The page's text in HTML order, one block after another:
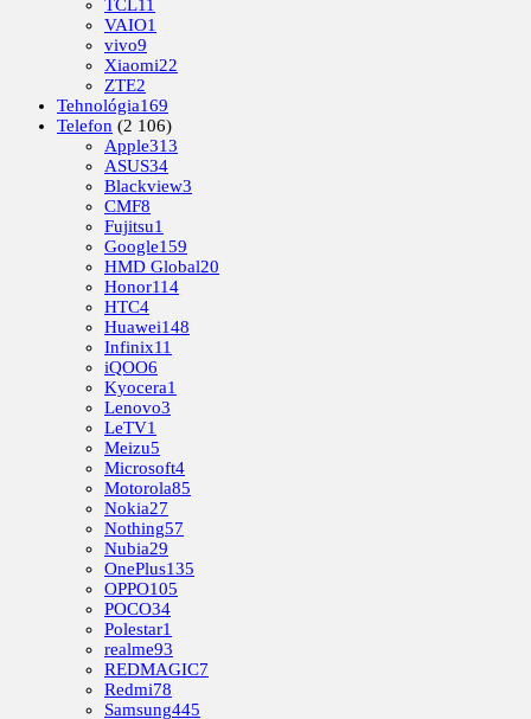
TCL11
VAIO1
vivo9
Xiaomi22
ZTE2
Tehnológia169
Telefon (2 106)
Apple313
ASUS34
Blackview3
CMF8
Fujitsu1
Google159
HMD Global20
Honor114
HTC4
Huawei148
Infinix11
iQOO6
Kyocera1
Lenovo3
LeTV1
Meizu5
Microsoft4
Motorola85
Nokia27
Nothing57
Nubia29
OnePlus135
OPPO105
POCO34
Polestar1
realme93
REDMAGIC7
Redmi78
Samsung445